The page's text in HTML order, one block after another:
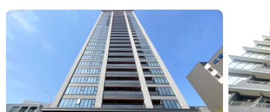
View more